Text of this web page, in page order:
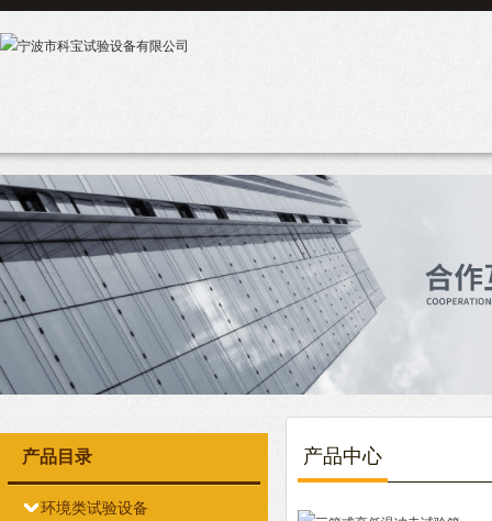
产品目录
环境类试验设备
产品中心